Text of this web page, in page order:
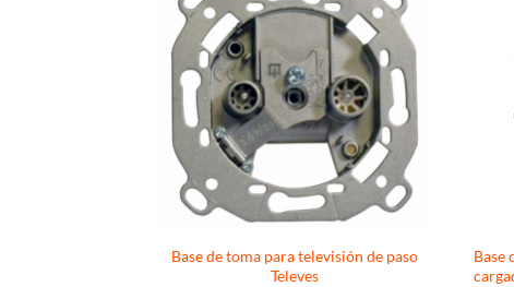
Base de toma para televisión de paso
Televes
Base